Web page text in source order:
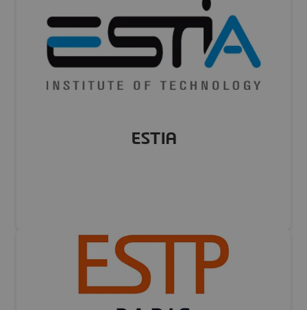
Visiter notre site Web
ESTIA
FRANCE